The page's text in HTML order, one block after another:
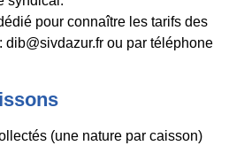
pour connaître les tarifs des
dib@sivdazur.fr ou par téléphone
(une nature par caisson)